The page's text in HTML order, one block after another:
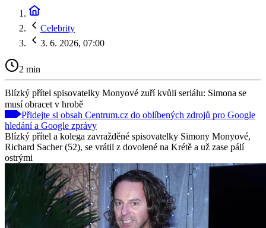
Celebrity
3. 6. 2026, 07:00
2 min
Blízký přítel spisovatelky Monyové zuří kvůli seriálu: Simona se
musí obracet v hrobě
Přidejte si obsah Centrum.cz do oblíbených zdrojů pro Google
hledání a Google zprávy
Blízký přítel a kolega zavražděné spisovatelky Simony Monyové,
Richard Sacher (52), se vrátil z dovolené na Krétě a už zase pálí
ostrými